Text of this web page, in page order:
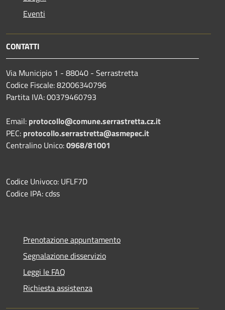
Eventi
CONTATTI
Via Municipio 1 - 88040 - Serrastretta
Codice Fiscale: 82006340796
Partita IVA: 00379460793
Email: protocollo@comune.serrastretta.cz.it
PEC: protocollo.serrastretta@asmepec.it
Centralino Unico:0968/81001
Codice Univoco: UFLF7D
Codice IPA: cdss
Prenotazione appuntamento
Segnalazione disservizio
Leggi le FAQ
Richiesta assistenza